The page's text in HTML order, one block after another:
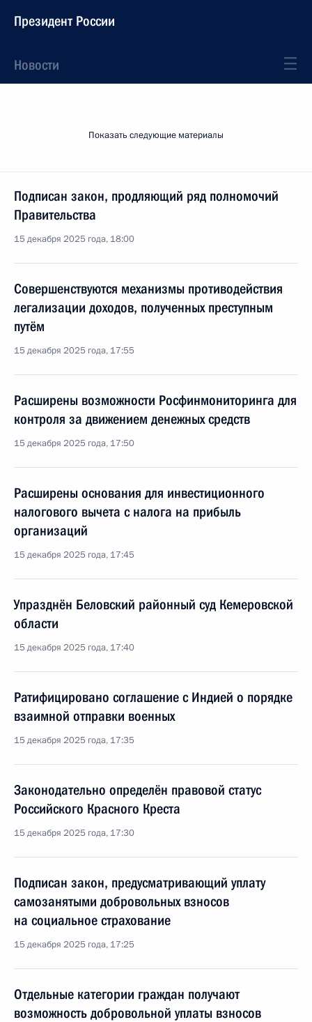
Президент России
Новости
Показать следующие материалы
Подписан закон, продляющий ряд полномочий
Правительства
15 декабря 2025 года, 18:00
Совершенствуются механизмы противодействия
легализации доходов, полученных преступным
путём
15 декабря 2025 года, 17:55
Расширены возможности Росфинмониторинга для
контроля за движением денежных средств
15 декабря 2025 года, 17:50
Расширены основания для инвестиционного
налогового вычета с налога на прибыль
организаций
15 декабря 2025 года, 17:45
Упразднён Беловский районный суд Кемеровской
области
15 декабря 2025 года, 17:40
Ратифицировано соглашение с Индией о порядке
взаимной отправки военных
15 декабря 2025 года, 17:35
Законодательно определён правовой статус
Российского Красного Креста
15 декабря 2025 года, 17:30
Подписан закон, предусматривающий уплату
самозанятыми добровольных взносов
на социальное страхование
15 декабря 2025 года, 17:25
Отдельные категории граждан получают
возможность добровольной уплаты взносов